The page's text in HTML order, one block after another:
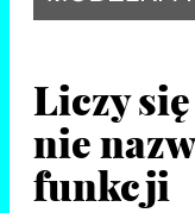
Liczy
nie
funkcji